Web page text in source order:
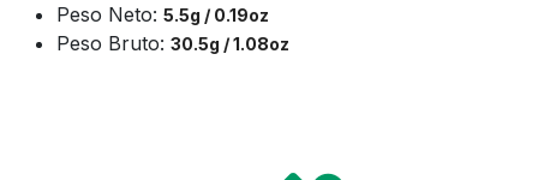
Peso Neto: 5.5g / 0.19oz
Peso Bruto: 30.5g / 1.08oz